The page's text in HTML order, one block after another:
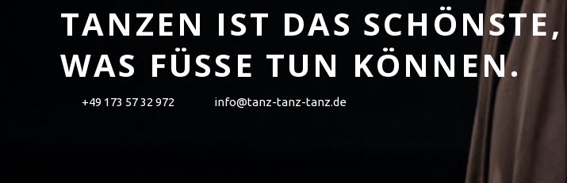
TANZEN IST DAS SCHÖNSTE,
WAS FÜSSE TUN KÖNNEN.
+49 173 57 32 972 info@tanz-tanz-tanz.de